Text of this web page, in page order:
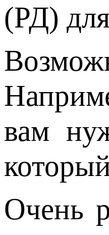
(РД)
вам
Очень